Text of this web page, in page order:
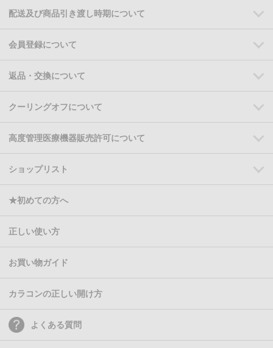
配送及び商品引き渡し時期について
会員登録について
返品・交換について
クーリングオフについて
高度管理医療機器販売許可について
ショップリスト
★初めての方へ
正しい使い方
お買い物ガイド
カラコンの正しい開け方
よくある質問